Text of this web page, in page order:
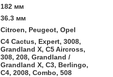
182 мм
36.3 мм
Citroen, Peugeot, Opel
C4 Cactus, Expert, 3008,
Grandland X, C5 Aircross,
308, 208, Grandland /
Grandland X, C3, Berlingo,
C4, 2008, Combo, 508